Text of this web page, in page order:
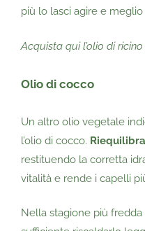
più lo lasci agire e meglio
Acquista qui l’olio di ricino
Olio di cocco
Un altro olio vegetale
l’olio di cocco.
restituendo la corretta
vitalità e rende i capelli
Nella stagione più